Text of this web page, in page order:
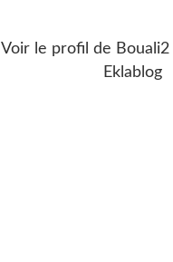
Voir le profil de Bouali2
Eklablog